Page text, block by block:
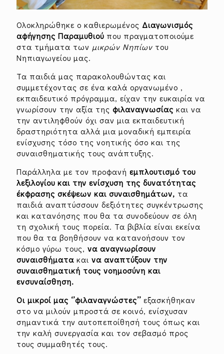
Ολοκληρώθηκε ο καθιερωμένος Διαγωνισμός
αφήγησης Παραμυθιού που πραγματοποιούμε
στα τμήματα των μικρών Νηπίων του
Νηπιαγωγείου μας.
Τα παιδιά μας παρακολουθώντας και
συμμετέχοντας σε ένα καλά οργανωμένο ,
εκπαιδευτικό πρόγραμμα, είχαν την ευκαιρία να
γνωρίσουν την αξία της φιλαναγνωσίας και να
την αντιληφθούν όχι σαν μια εκπαιδευτική
δραστηριότητα αλλά μια μοναδική εμπειρία
ενίσχυσης τόσο της νοητικής όσο και της
συναισθηματικής τους ανάπτυξης.
Παράλληλα με τον προφανή εμπλουτισμό του
λεξιλογίου και την ενίσχυση της δυνατότητας
έκφρασης σκέψεων και συναισθημάτων, τα
παιδιά αναπτύσσουν δεξιότητες συγκέντρωσης
και κατανόησης που θα τα συνοδεύουν σε όλη
τη σχολική τους πορεία. Τα βιβλία είναι εκείνα
που θα τα βοηθήσουν να κατανοήσουν τον
κόσμο γύρω τους, να αναγνωρίσουν
συναισθήματα και να αναπτύξουν την
συναισθηματική τους νοημοσύνη και
ενσυναίσθηση.
Οι μικροί μας ‘’φιλαναγνώστες’’ εξασκήθηκαν
στο να μιλούν μπροστά σε κοινό, ενίσχυσαν
σημαντικά την αυτοπεποίθησή τους όπως και
την καλή συνεργασία και τον σεβασμό προς
τους συμμαθητές τους.